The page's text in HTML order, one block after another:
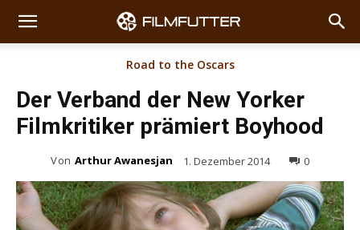
Road to the Oscars
Der Verband der New Yorker
Filmkritiker prämiert Boyhood
Von Arthur Awanesjan 1. Dezember 2014 0